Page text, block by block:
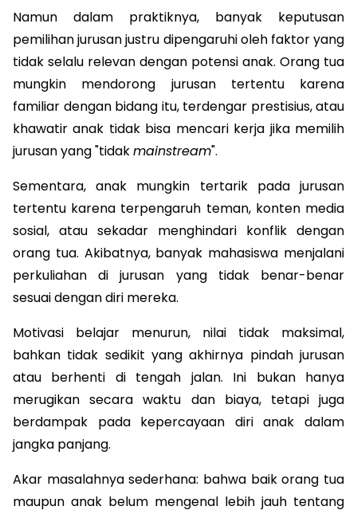
Namun dalam praktiknya, banyak keputusan
pemilihan jurusan justru dipengaruhi oleh faktor yang
tidak selalu relevan dengan potensi anak. Orang tua
mungkin mendorong jurusan tertentu karena
familiar dengan bidang itu, terdengar prestisius, atau
khawatir anak tidak bisa mencari kerja jika memilih
jurusan yang "tidak mainstream".
Sementara, anak mungkin tertarik pada jurusan
tertentu karena terpengaruh teman, konten media
sosial, atau sekadar menghindari konflik dengan
orang tua. Akibatnya, banyak mahasiswa menjalani
perkuliahan di jurusan yang tidak benar-benar
sesuai dengan diri mereka.
Motivasi belajar menurun, nilai tidak maksimal,
bahkan tidak sedikit yang akhirnya pindah jurusan
atau berhenti di tengah jalan. Ini bukan hanya
merugikan secara waktu dan biaya, tetapi juga
berdampak pada kepercayaan diri anak dalam
jangka panjang.
Akar masalahnya sederhana: bahwa baik orang tua
maupun anak belum mengenal lebih jauh tentang